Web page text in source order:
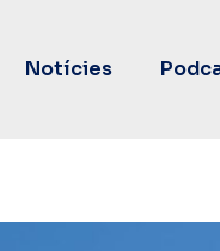
Notícies